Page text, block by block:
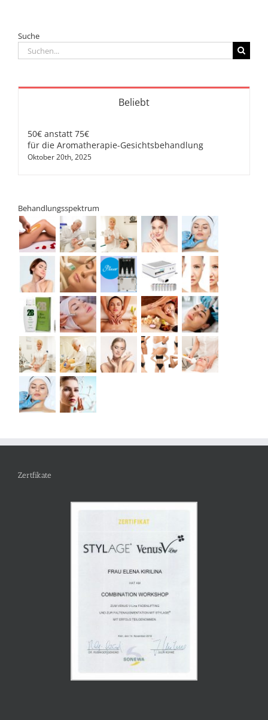
Suche
Suche
nach:
Beliebt
50€ anstatt 75€
für die Aromatherapie-Gesichtsbehandlung
Oktober 20th, 2025
Behandlungsspektrum
Zertfikate